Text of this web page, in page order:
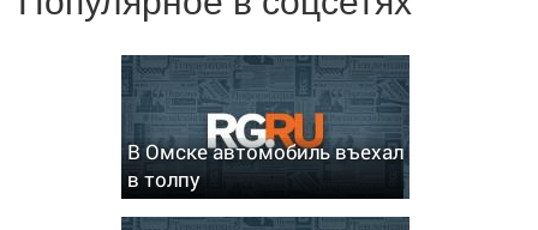
В Омске автомобиль въехал
в толпу